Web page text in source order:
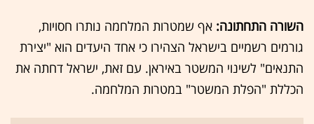
השורה התחתונה: אף שמטרות המלחמה נותרו חסויות,
גורמים רשמיים בישראל הצהירו כי אחד היעדים הוא "יצירת
התנאים" לשינוי המשטר באיראן. עם זאת, ישראל דחתה את
הכללת "הפלת המשטר" במטרות המלחמה.